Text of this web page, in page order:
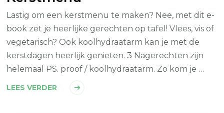
Lastig om een kerstmenu te maken? Nee, met dit e-
book zet je heerlijke gerechten op tafel! Vlees, vis of
vegetarisch? Ook koolhydraatarm kan je met de
kerstdagen heerlijk genieten. 3 Nagerechten zijn
helemaal PS. proof / koolhydraatarm. Zo kom je …
LEES VERDER